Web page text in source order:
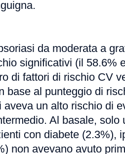
da moderata a
significativi (il 58.6%
di fattori di rischio CV
base al punteggio di
aveva un alto rischio di
Al basale, solo
con diabete (2.3%),
non avevano avuto